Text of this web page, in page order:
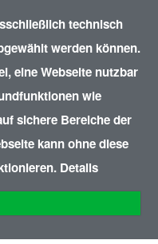
technisch
werden können.
eine Webseite nutzbar
wie
sichere Bereiche der
kann ohne diese
Details